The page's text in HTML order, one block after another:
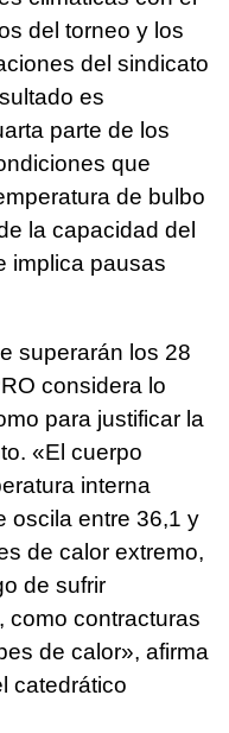
del torneo y los
del sindicato
es
parte de los
que
de bulbo
la capacidad del
implica pausas
superarán los 28
considera lo
para justificar la
«El cuerpo
interna
oscila entre 36,1 y
de calor extremo,
de sufrir
como contracturas
de calor», afirma
catedrático